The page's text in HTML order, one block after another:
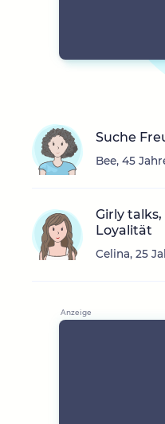
Suche
Bee, 45
Girly
Loyalität
Celina, 25